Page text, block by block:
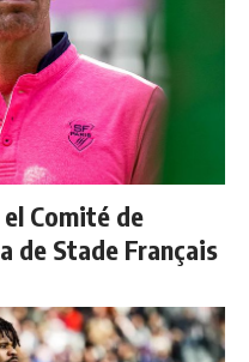
Comité de
de Stade Français